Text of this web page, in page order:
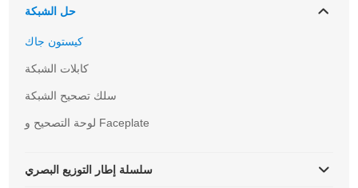
حل الشبكة
كيستون جاك
كابلات الشبكة
سلك تصحيح الشبكة
لوحة التصحيح و Faceplate
سلسلة إطار التوزيع البصري